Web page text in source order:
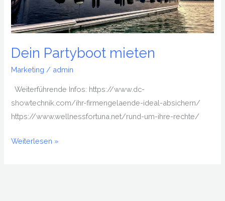
Dein Partyboot mieten‎
Marketing / admin
Weiterführende Infos: https://www.dc-
showtechnik.com/ihr-firmengelaende-ideal-absichern/
https://www.wellnessfortuna.net/rund-um-ihre-rechte/
Weiterlesen »